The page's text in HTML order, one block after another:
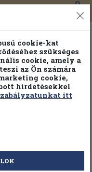
0
cookie-kat
szükséges
cookie, amely a
az Ön számára
cookie,
hirdetésekkel
itt